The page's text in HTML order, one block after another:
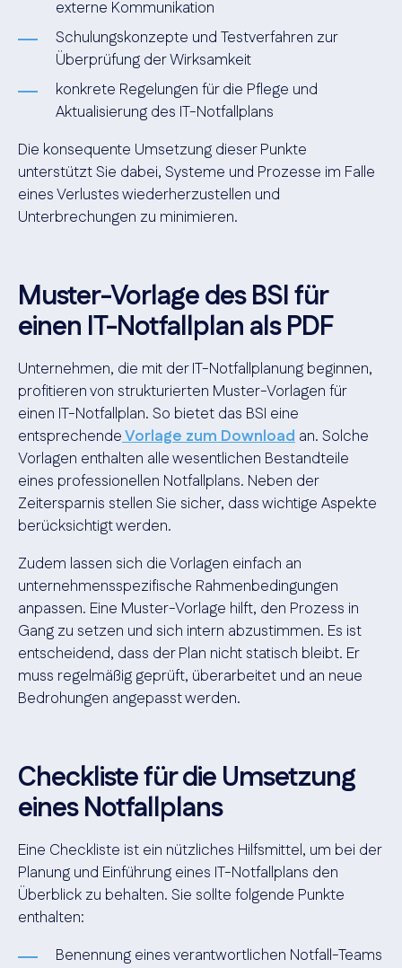
externe Kommunikation
Schulungskonzepte und Testverfahren zur
Überprüfung der Wirksamkeit
konkrete Regelungen für die Pflege und
Aktualisierung des IT-Notfallplans
Die konsequente Umsetzung dieser Punkte
unterstützt Sie dabei, Systeme und Prozesse im Falle
eines Verlustes wiederherzustellen und
Unterbrechungen zu minimieren.
Muster-Vorlage des BSI für
einen IT-Notfallplan als PDF
Unternehmen, die mit der IT-Notfallplanung beginnen,
profitieren von strukturierten Muster-Vorlagen für
einen IT-Notfallplan. So bietet das BSI eine
entsprechendeVorlage zum Download an. Solche
Vorlagen enthalten alle wesentlichen Bestandteile
eines professionellen Notfallplans. Neben der
Zeitersparnis stellen Sie sicher, dass wichtige Aspekte
berücksichtigt werden.
Zudem lassen sich die Vorlagen einfach an
unternehmensspezifische Rahmenbedingungen
anpassen. Eine Muster-Vorlage hilft, den Prozess in
Gang zu setzen und sich intern abzustimmen. Es ist
entscheidend, dass der Plan nicht statisch bleibt. Er
muss regelmäßig geprüft, überarbeitet und an neue
Bedrohungen angepasst werden.
Checkliste für die Umsetzung
eines Notfallplans
Eine Checkliste ist ein nützliches Hilfsmittel, um bei der
Planung und Einführung eines IT-Notfallplans den
Überblick zu behalten. Sie sollte folgende Punkte
enthalten:
Benennung eines verantwortlichen Notfall-Teams